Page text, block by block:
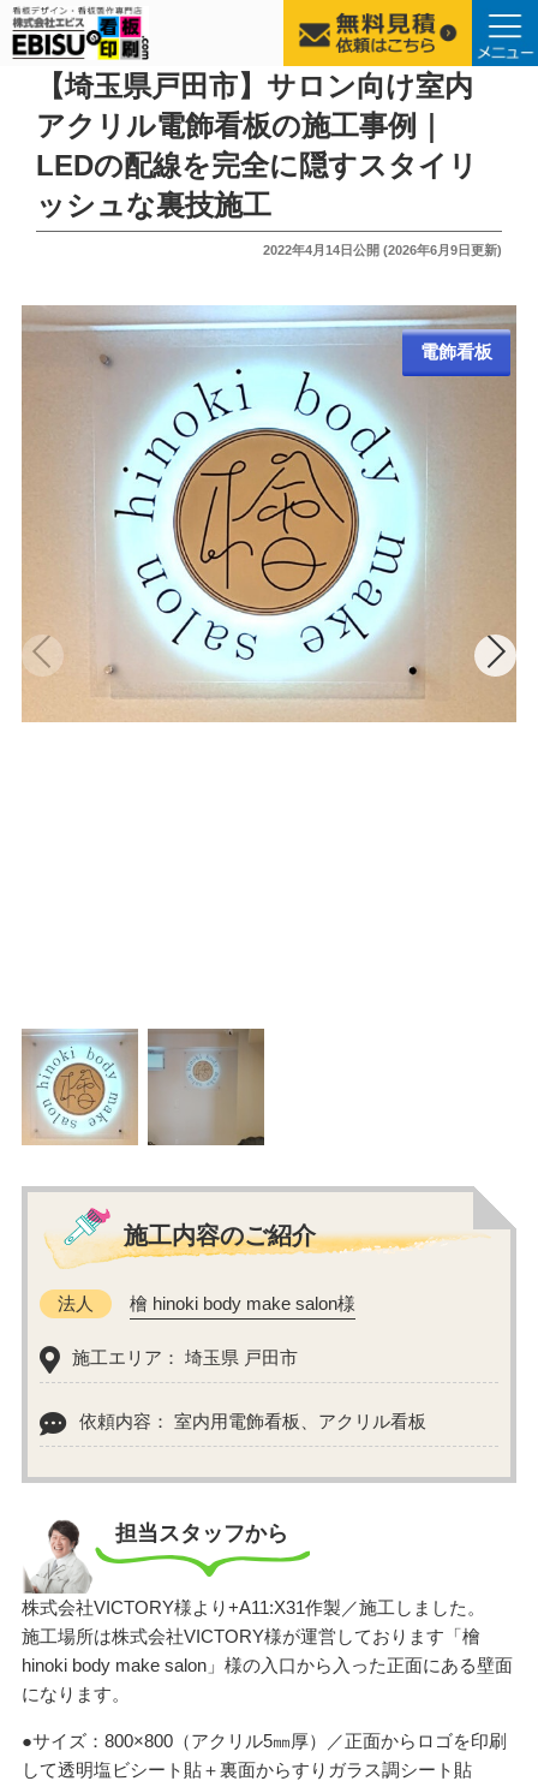
【埼玉県戸田市】サロン向け室内
アクリル電飾看板の施工事例｜
LEDの配線を完全に隠すスタイリ
ッシュな裏技施工
投
2022年4月14日公開 (2026年6月9日更新)
電飾看板
施工内容のご紹介
法人 檜 hinoki body make salon様
施工エリア： 埼玉県 戸田市
依頼内容： 室内用電飾看板、アクリル看板
担当スタッフから
株式会社VICTORY様より+A11:X31作製／施工しました。
施工場所は株式会社VICTORY様が運営しております「檜
hinoki body make salon」様の入口から入った正面にある壁面
になります。
●サイズ：800×800（アクリル5㎜厚）／正面からロゴを印刷
して透明塩ビシート貼＋裏面からすりガラス調シート貼